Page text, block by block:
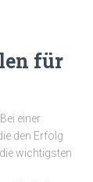
für
einer
den Erfolg
wichtigsten